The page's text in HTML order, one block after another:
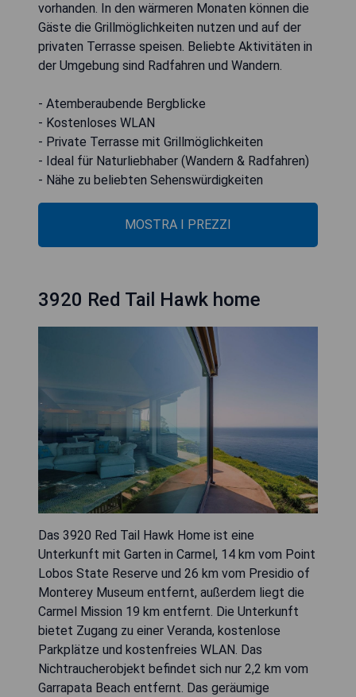
vorhanden. In den wärmeren Monaten können die
Gäste die Grillmöglichkeiten nutzen und auf der
privaten Terrasse speisen. Beliebte Aktivitäten in
der Umgebung sind Radfahren und Wandern.
- Atemberaubende Bergblicke
- Kostenloses WLAN
- Private Terrasse mit Grillmöglichkeiten
- Ideal für Naturliebhaber (Wandern & Radfahren)
- Nähe zu beliebten Sehenswürdigkeiten
MOSTRA I PREZZI
3920 Red Tail Hawk home
Das 3920 Red Tail Hawk Home ist eine
Unterkunft mit Garten in Carmel, 14 km vom Point
Lobos State Reserve und 26 km vom Presidio of
Monterey Museum entfernt, außerdem liegt die
Carmel Mission 19 km entfernt. Die Unterkunft
bietet Zugang zu einer Veranda, kostenlose
Parkplätze und kostenfreies WLAN. Das
Nichtraucherobjekt befindet sich nur 2,2 km vom
Garrapata Beach entfernt. Das geräumige